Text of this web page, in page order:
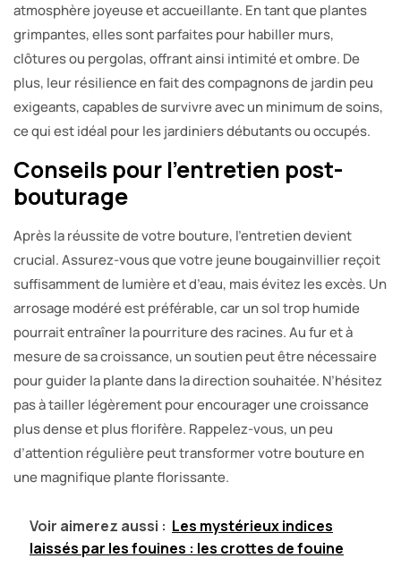
atmosphère joyeuse et accueillante. En tant que plantes
grimpantes, elles sont parfaites pour habiller murs,
clôtures ou pergolas, offrant ainsi intimité et ombre. De
plus, leur résilience en fait des compagnons de jardin peu
exigeants, capables de survivre avec un minimum de soins,
ce qui est idéal pour les jardiniers débutants ou occupés.
Conseils pour l’entretien post-
bouturage
Après la réussite de votre bouture, l’entretien devient
crucial. Assurez-vous que votre jeune bougainvillier reçoit
suffisamment de lumière et d’eau, mais évitez les excès. Un
arrosage modéré est préférable, car un sol trop humide
pourrait entraîner la pourriture des racines. Au fur et à
mesure de sa croissance, un soutien peut être nécessaire
pour guider la plante dans la direction souhaitée. N’hésitez
pas à tailler légèrement pour encourager une croissance
plus dense et plus florifère. Rappelez-vous, un peu
d’attention régulière peut transformer votre bouture en
une magnifique plante florissante.
Voir aimerez aussi : Les mystérieux indices
laissés par les fouines : les crottes de fouine